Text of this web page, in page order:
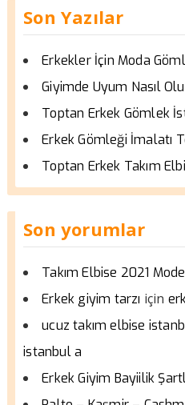
Son Yazılar
Erkekler İçin Moda
Giyimde Uyum Nasıl
Toptan Erkek Gömlek
Erkek Gömleği İmalatı
Toptan Erkek Takım
Son yorumlar
Takım Elbise 2021
Erkek giyim tarzı için
ucuz takım elbise
istanbul a
Erkek Giyim Bayiilik